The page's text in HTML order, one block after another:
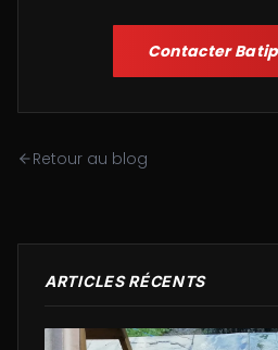
Contacter
Retour au blog
ARTICLES RÉCENTS